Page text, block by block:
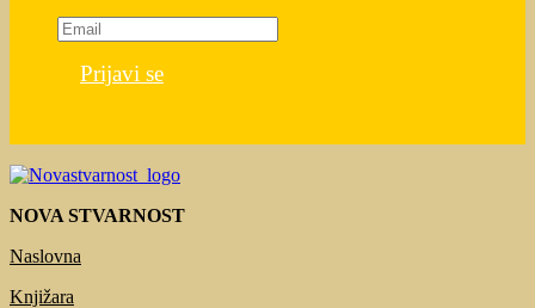
Prijavi se
NOVA STVARNOST
Naslovna
Knjižara